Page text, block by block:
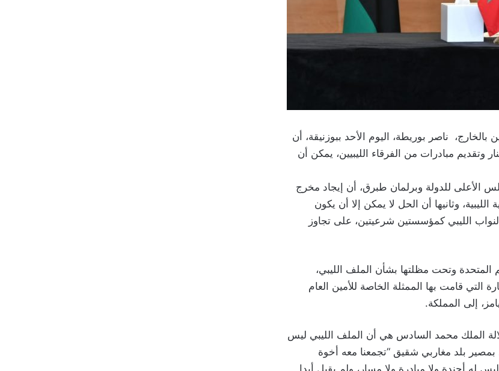
بالخارج، ناصر بوريطة، اليوم الأحد ببوزنيقة، أن
وتقديم مبادرات من الفرقاء الليبيين، يمكن أن
الأعلى للدولة وبرلمان طبرق، أن إيجاد مخرج
الليبية، وثانيها أن الحل لا يمكن إلا أن يكون
الليبي كمؤسستين شرعيتين، على تجاوز
وتحت مظلتها بشأن الملف الليبي،
التي قامت بها الممثلة الخاصة للأمين العام
إلى المملكة.
الملك محمد السادس هي أن الملف الليبي ليس
بلد مغاربي شقيق “تجمعنا معه أخوة
له أجندة ولا مبادرة ولا مسار، ولم يقبل أبدا